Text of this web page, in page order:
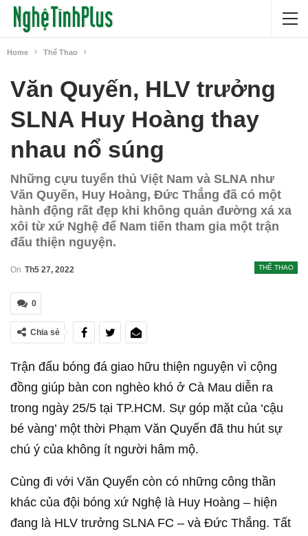
Home Thể Thao
Văn Quyến, HLV trưởng
SLNA Huy Hoàng thay
nhau nổ súng
Những cựu tuyển thủ Việt Nam và SLNA như
Văn Quyến, Huy Hoàng, Đức Thắng đã có một
hành động rất đẹp khi không quản đường xá xa
xôi từ xứ Nghệ để Nam tiến tham gia một trận
đấu thiện nguyện.
THỂ THAO
On Th5 27, 2022
0
Chia sẻ
Trận đấu bóng đá giao hữu thiện nguyện vì cộng
đồng giúp bàn con nghèo khó ở Cà Mau diễn ra
trong ngày 25/5 tại TP.HCM. Sự góp mặt của ‘cậu
bé vàng’ một thời Phạm Văn Quyến đã thu hút sự
chú ý của không ít người hâm mộ.
Cùng đi với Văn Quyến còn có những công thần
khác của đội bóng xứ Nghệ là Huy Hoàng – hiện
đang là HLV trưởng SLNA FC – và Đức Thắng. Tất